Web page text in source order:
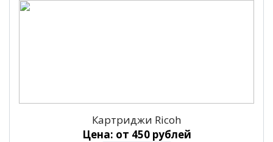
Картриджи Ricoh
Цена: от 450 рублей